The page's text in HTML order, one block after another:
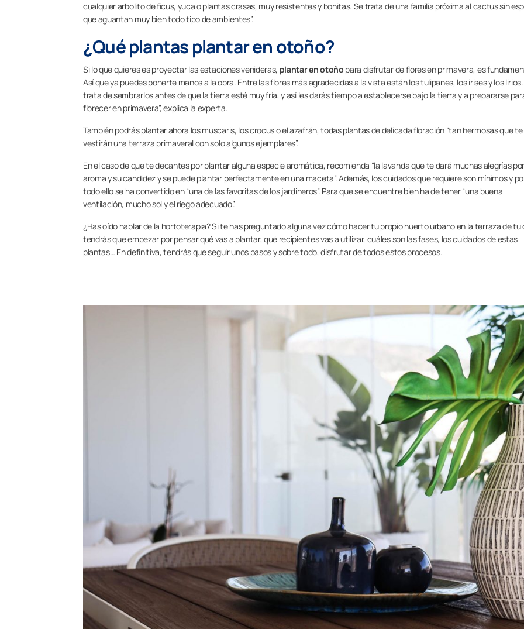
cualquier arbolito de ficus, yuca o plantas crasas, muy resistentes y bonitas. Se trata de una familia próxima al cactus sin
que aguantan muy bien todo tipo de ambientes”.
¿Qué plantas plantar en otoño?
Si lo que quieres es proyectar las estaciones venideras, plantar en otoño para disfrutar de flores en primavera, es
Así que ya puedes ponerte manos a la obra. Entre las flores más agradecidas a la vista están los tulipanes, los irises y los lirios.
trata de sembrarlos antes de que la tierra esté muy fría, y así les darás tiempo a establecerse bajo la tierra y a prepararse
florecer en primavera”, explica la experta.
También podrás plantar ahora los muscaris, los crocus o el azafrán, todas plantas de delicada floración “tan hermosas que te
vestirán una terraza primaveral con solo algunos ejemplares”.
En el caso de que te decantes por plantar alguna especie aromática, recomienda “la lavanda que te dará muchas alegrías
aroma y su candidez y se puede plantar perfectamente en una maceta”. Además, los cuidados que requiere son mínimos y
todo ello se ha convertido en “una de las favoritas de los jardineros”. Para que se encuentre bien ha de tener “una buena
ventilación, mucho sol y el riego adecuado”.
¿Has oído hablar de la hortoterapia? Si te has preguntado alguna vez cómo hacer tu propio huerto urbano en la terraza de tu
tendrás que empezar por pensar qué vas a plantar, qué recipientes vas a utilizar, cuáles son las fases, los cuidados de estas
plantas… En definitiva, tendrás que seguir unos pasos y sobre todo, disfrutar de todos estos procesos.